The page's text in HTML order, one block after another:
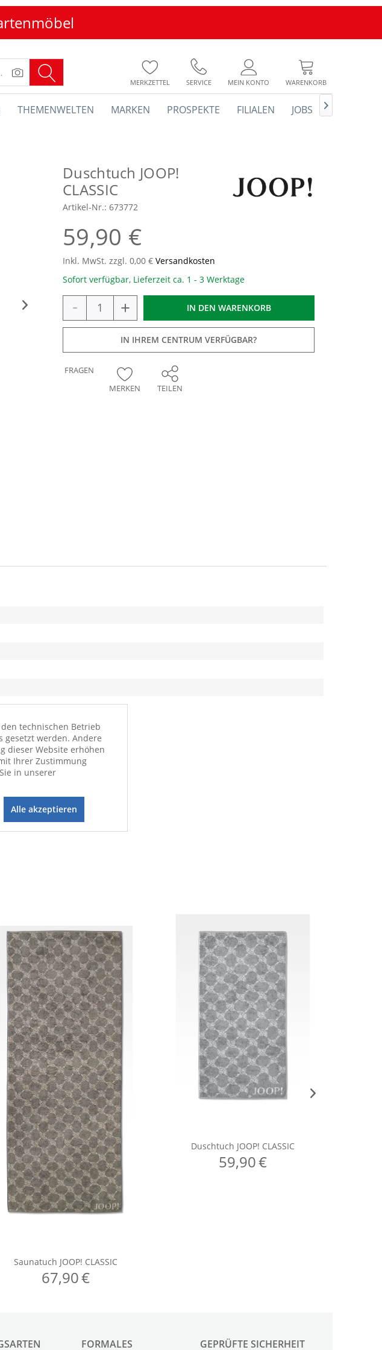
MERKZETTEL SERVICE MEIN KONTO WARENKORB
THEMENWELTEN MARKEN PROSPEKTE FILIALEN JOBS 
Duschtuch JOOP!
CLASSIC
Artikel-Nr.: 673772
59,90 €
Inkl. MwSt. zzgl. 0,00 € Versandkosten
Sofort verfügbar, Lieferzeit ca. 1 - 3 Werktage
- + IN DEN WARENKORB
IN IHREM CENTRUM VERFÜGBAR?
FRAGEN
MERKEN
TEILEN
FORMALES GEPRÜFTE SICHERHEIT
technischen Betrieb
werden. Andere
dieser Website erhöhen
Ihrer Zustimmung
in unserer
Alle akzeptieren